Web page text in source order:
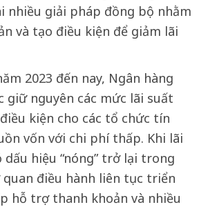
nhiều giải pháp đồng bộ nhằm
và tạo điều kiện để giảm lãi
2023 đến nay, Ngân hàng
giữ nguyên các mức lãi suất
kiện cho các tổ chức tín
vốn với chi phí thấp. Khi lãi
hiệu “nóng” trở lại trong
quan điều hành liên tục triển
hỗ trợ thanh khoản và nhiều